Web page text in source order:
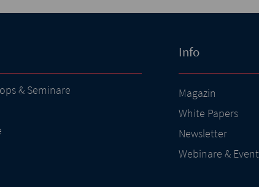
& Seminare
Info
Magazin
White Papers
Newsletter
Webinare &